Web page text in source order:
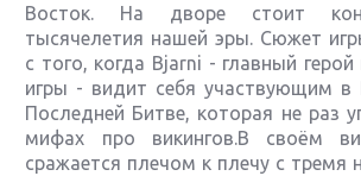
Восток. На дворе стоит
тысячелетия нашей эры. Сюжет
с того, когда Bjarni - главный герой
игры - видит себя участвующим в
Последней Битве, которая не раз
мифах про викингов.В своём
сражается плечом к плечу с тремя